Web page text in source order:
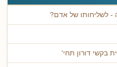
- לשליחותו של אדם?
בקשי דורון תחי'